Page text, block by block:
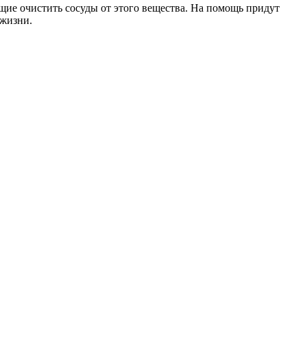
очистить сосуды от этого вещества. На помощь придут